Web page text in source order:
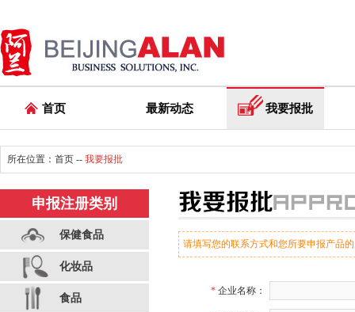
首页 最新动态 我要报批
所在位置： 首页 -- 我要报批
申报注册类别
保健食品
化妆品
食品
请填写您的联系方式和您所要申报产品
* 企业名称：